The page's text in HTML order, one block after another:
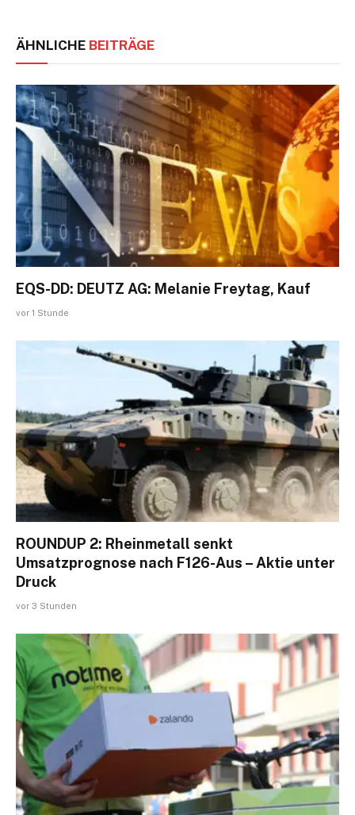
ÄHNLICHE BEITRÄGE
EQS-DD: DEUTZ AG: Melanie Freytag, Kauf
vor 1 Stunde
ROUNDUP 2: Rheinmetall senkt
Umsatzprognose nach F126-Aus – Aktie unter
Druck
vor 3 Stunden